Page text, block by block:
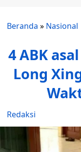
Beranda » Nasional
4 ABK
Long
Redaksi